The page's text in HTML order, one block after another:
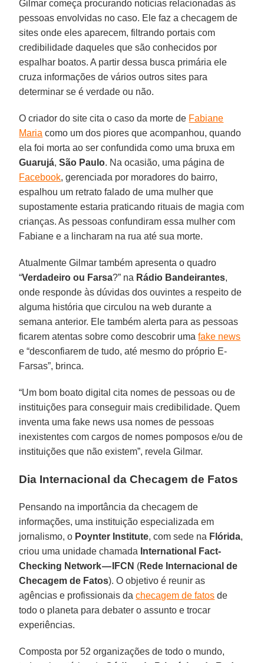
Gilmar começa procurando notícias relacionadas às
pessoas envolvidas no caso. Ele faz a checagem de
sites onde eles aparecem, filtrando portais com
credibilidade daqueles que são conhecidos por
espalhar boatos. A partir dessa busca primária ele
cruza informações de vários outros sites para
determinar se é verdade ou não.
O criador do site cita o caso da morte de Fabiane
Maria como um dos piores que acompanhou, quando
ela foi morta ao ser confundida como uma bruxa em
Guarujá,São Paulo. Na ocasião, uma página de
Facebook, gerenciada por moradores do bairro,
espalhou um retrato falado de uma mulher que
supostamente estaria praticando rituais de magia com
crianças. As pessoas confundiram essa mulher com
Fabiane e a lincharam na rua até sua morte.
Atualmente Gilmar também apresenta o quadro
“Verdadeiro ou Farsa?” na Rádio Bandeirantes,
onde responde às dúvidas dos ouvintes a respeito de
alguma história que circulou na web durante a
semana anterior. Ele também alerta para as pessoas
ficarem atentas sobre como descobrir umafake news
e “desconfiarem de tudo, até mesmo do próprio E-
Farsas”, brinca.
“Um bom boato digital cita nomes de pessoas ou de
instituições para conseguir mais credibilidade. Quem
inventa uma fake news usa nomes de pessoas
inexistentes com cargos de nomes pomposos e/ou de
instituições que não existem”, revela Gilmar.
Dia Internacional da Checagem de Fatos
Pensando na importância da checagem de
informações, uma instituição especializada em
jornalismo, o Poynter Institute, com sede na Flórida,
criou uma unidade chamada International Fact-
Checking Network — IFCN (Rede Internacional de
Checagem de Fatos). O objetivo é reunir as
agências e profissionais dachecagem de fatos de
todo o planeta para debater o assunto e trocar
experiências.
Composta por 52 organizações de todo o mundo,